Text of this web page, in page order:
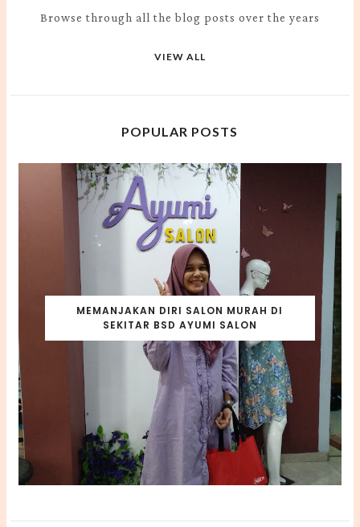
Browse through all the blog posts over the years
VIEW ALL
POPULAR POSTS
MEMANJAKAN DIRI SALON MURAH DI
SEKITAR BSD AYUMI SALON